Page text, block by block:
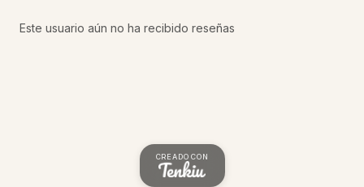
Este usuario aún no ha recibido reseñas
CREADO CON